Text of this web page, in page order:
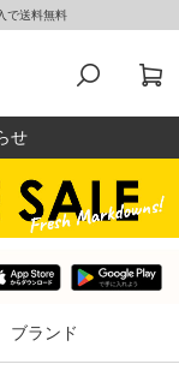
で送料無料
せ
ブランド